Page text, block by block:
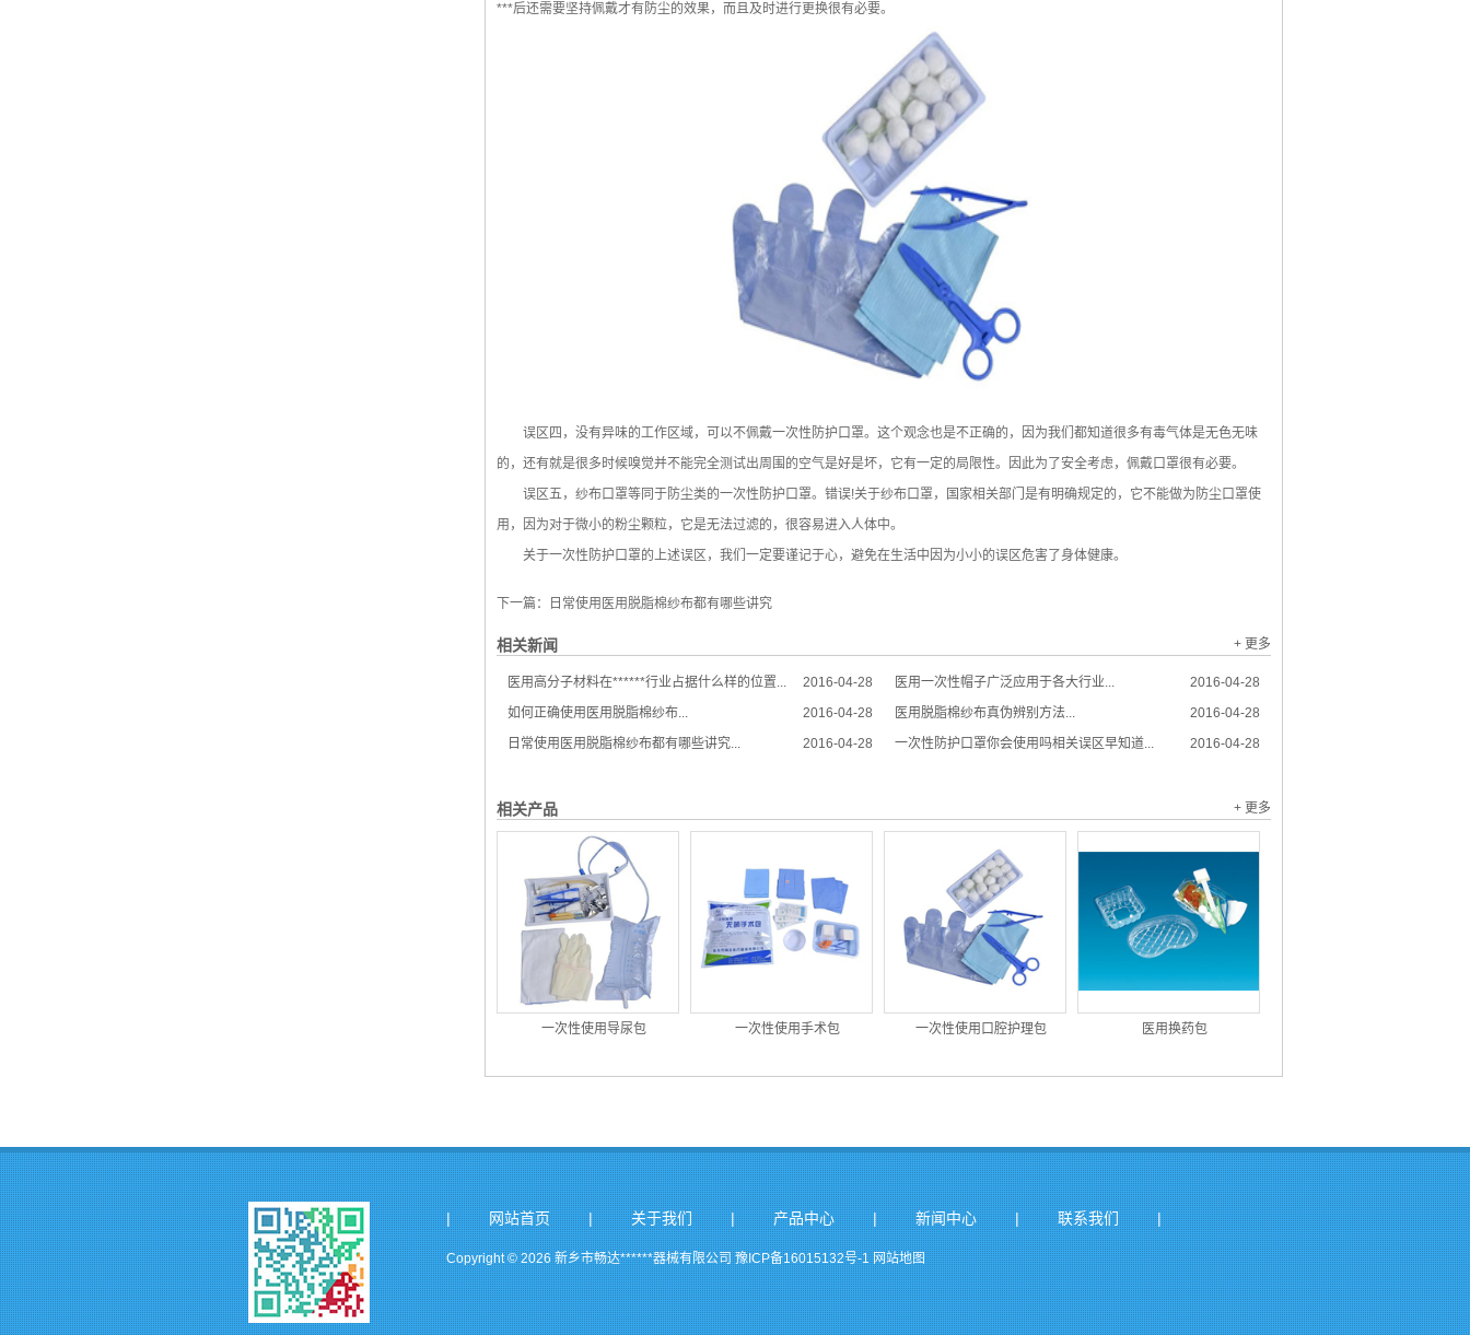
***后还需要坚持佩戴才有防尘的效果，而且及时进行更换很有必要。
误区四，没有异味的工作区域，可以不佩戴一次性防护口罩。这个观念也是不正确的，因为我们都知道很多有毒气体是无色无味
的，还有就是很多时候嗅觉并不能完全测试出周围的空气是好是坏，它有一定的局限性。因此为了安全考虑，佩戴口罩很有必要。
误区五，纱布口罩等同于防尘类的一次性防护口罩。错误!关于纱布口罩，国家相关部门是有明确规定的，它不能做为防尘口罩使
用，因为对于微小的粉尘颗粒，它是无法过滤的，很容易进入人体中。
关于一次性防护口罩的上述误区，我们一定要谨记于心，避免在生活中因为小小的误区危害了身体健康。
下一篇： 日常使用医用脱脂棉纱布都有哪些讲究
相关新闻 + 更多
2016-04-28
医用高分子材料在******行业占据什么样的位置... 2016-04-28
医用一次性帽子广泛应用于各大行业...
2016-04-28
如何正确使用医用脱脂棉纱布... 2016-04-28
医用脱脂棉纱布真伪辨别方法...
2016-04-28
日常使用医用脱脂棉纱布都有哪些讲究... 2016-04-28
一次性防护口罩你会使用吗相关误区早知道...
相关产品 + 更多
一次性使用导尿包 一次性使用手术包 一次性使用口腔护理包 医用换药包
| 网站首页 | 关于我们 | 产品中心 | 新闻中心 | 联系我们 |
Copyright © 2026 新乡市畅达******器械有限公司豫ICP备16015132号-1 网站地图